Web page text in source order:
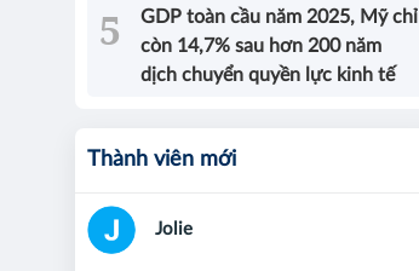
GDP toàn cầu năm 2025, Mỹ chỉ
còn 14,7% sau hơn 200 năm
dịch chuyển quyền lực kinh tế
Thành viên mới
Jolie